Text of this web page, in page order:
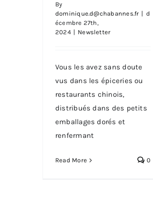
By
dominique.d@chabannes.fr | d
écembre 27th,
2024 | Newsletter
Vous les avez sans doute
vus dans les épiceries ou
restaurants chinois,
distribués dans des petits
emballages dorés et
renfermant
Read More 0